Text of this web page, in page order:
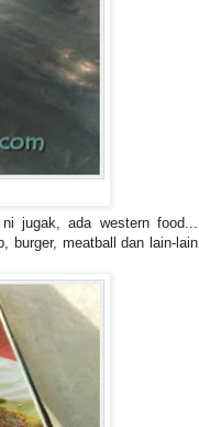
jugak, ada western food...
burger, meatball dan lain-lain